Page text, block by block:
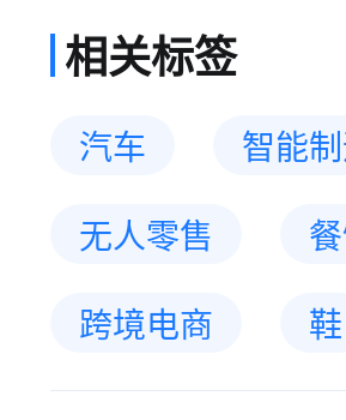
相关标签
汽车 智能
无人零售
跨境电商
鞋